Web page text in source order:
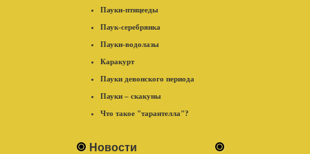
Пауки-птицееды
Паук-серебрянка
Пауки-водолазы
Каракурт
Пауки девонского периода
Пауки – скакуны
Что такое "тарантелла"?
Новости